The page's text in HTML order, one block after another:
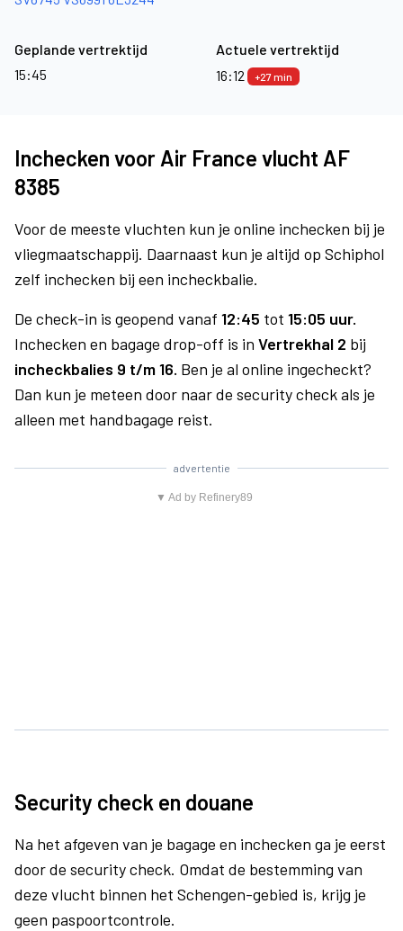
Geplande vertrektijd
15:45
Actuele vertrektijd
16:12
+27 min
Inchecken voor Air France vlucht AF
8385
Voor de meeste vluchten kun je online inchecken bij je
vliegmaatschappij. Daarnaast kun je altijd op Schiphol
zelf inchecken bij een incheckbalie.
De check-in is geopend vanaf 12:45 tot 15:05 uur.
Inchecken en bagage drop-off is in Vertrekhal 2 bij
incheckbalies 9 t/m 16. Ben je al online ingecheckt?
Dan kun je meteen door naar de security check als je
alleen met handbagage reist.
advertentie
▼ Ad by Refinery89
Security check en douane
Na het afgeven van je bagage en inchecken ga je eerst
door de security check. Omdat de bestemming van
deze vlucht binnen het Schengen-gebied is, krijg je
geen paspoortcontrole.